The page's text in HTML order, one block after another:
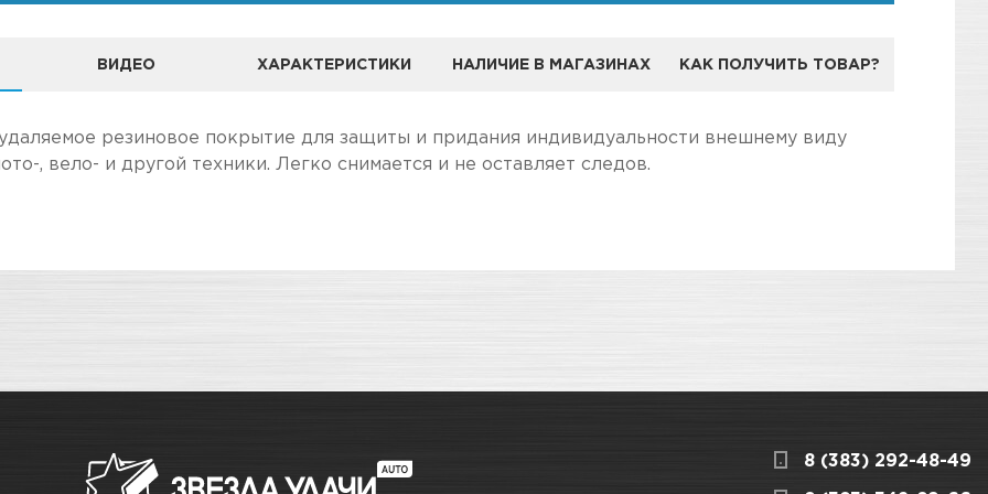
ВИДЕО ХАРАКТЕРИСТИКИ НАЛИЧИЕ В МАГАЗИНАХ КАК ПОЛУЧИТЬ ТОВАР?
УДАЧИ" ЯВЛЯЕТСЯ ОФИЦИАЛЬНЫМ ДИЛЕРОМ БРЕНДА KUDO
резиновое покрытие для защиты и придания индивидуальности внешнему виду
, вело- и другой техники. Легко снимается и не оставляет следов.
чем в розничном.
КАРТА ПРОЕЗДА И КОНТАКТЫ
8 (383) 292-48-49